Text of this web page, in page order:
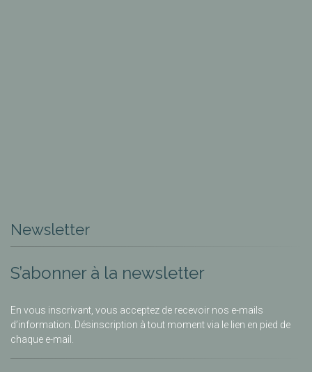
Newsletter
S’abonner à la newsletter
En vous inscrivant, vous acceptez de recevoir nos e-mails
d’information. Désinscription à tout moment via le lien en pied de
chaque e-mail.